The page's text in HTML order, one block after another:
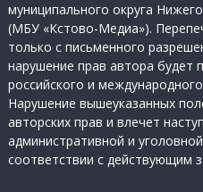
муниципального округа
(МБУ «Кстово-Медиа»).
только с письменного
нарушение прав автора будет
российского и
Нарушение вышеуказанных
авторских прав и влечет
административной и
соответствии с действующим